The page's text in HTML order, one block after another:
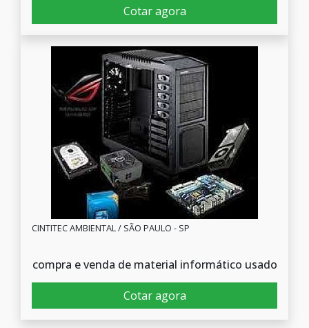
Cotar agora
CINTITEC AMBIENTAL / SÃO PAULO - SP
compra e venda de material informático usado
Cotar agora